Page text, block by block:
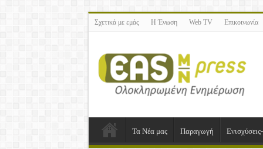
Σχετικά με εμάς Η Ένωση Web TV Επικοινωνία
Τα Νέα μας Παραγωγή